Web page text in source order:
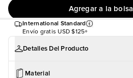
Agregar a la bolsa
International Standard
Envío gratis USD $125+
Detalles Del Producto
Material